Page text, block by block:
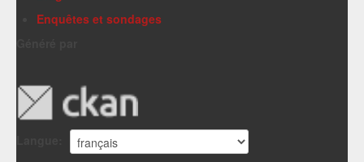
Enquêtes et sondages